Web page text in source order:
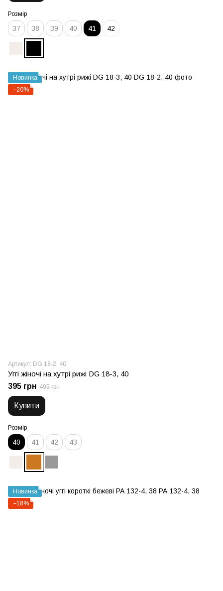
Розмір
37 38 39 40 41 42
Новинка
−20%
Артикул: DG 18-2, 40
Уггі жіночі на хутрі рижі DG 18-3, 40
395 грн 495 грн
Купити
Розмір
40 41 42 43
Новинка
−18%